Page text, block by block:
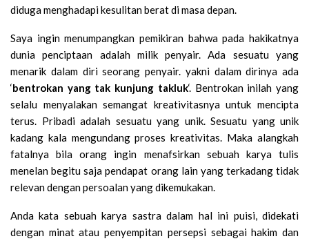
diduga menghadapi kesulitan berat di masa depan.
Saya ingin menumpangkan pemikiran bahwa pada hakikatnya
dunia penciptaan adalah milik penyair. Ada sesuatu yang
menarik dalam diri seorang penyair. yakni dalam dirinya ada
‘bentrokan yang tak kunjung takluk‘. Bentrokan inilah yang
selalu menyalakan semangat kreativitasnya untuk mencipta
terus. Pribadi adalah sesuatu yang unik. Sesuatu yang unik
kadang kala mengundang proses kreativitas. Maka alangkah
fatalnya bila orang ingin menafsirkan sebuah karya tulis
menelan begitu saja pendapat orang lain yang terkadang tidak
relevan dengan persoalan yang dikemukakan.
Anda kata sebuah karya sastra dalam hal ini puisi, didekati
dengan minat atau penyempitan persepsi sebagai hakim dan